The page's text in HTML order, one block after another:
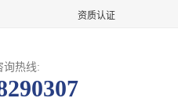
资质认证
询热线: